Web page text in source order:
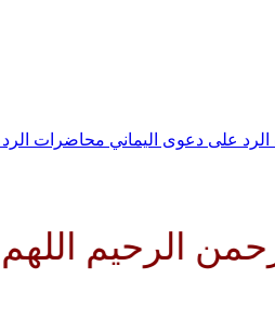
الرد على دعوى اليماني محاضرات
اللهم كن